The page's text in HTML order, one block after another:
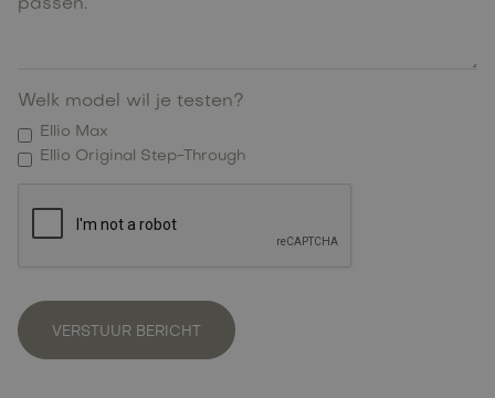
Welk model wil je testen?
Ellio Max
Ellio Original Step-Through